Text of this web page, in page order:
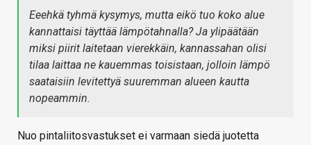
Eeehkä tyhmä kysymys, mutta eikö tuo koko alue
kannattaisi täyttää lämpötahnalla? Ja ylipäätään
miksi piirit laitetaan vierekkäin, kannassahan olisi
tilaa laittaa ne kauemmas toisistaan, jolloin lämpö
saataisiin levitettyä suuremman alueen kautta
nopeammin.
Nuo pintaliitosvastukset ei varmaan siedä juotetta